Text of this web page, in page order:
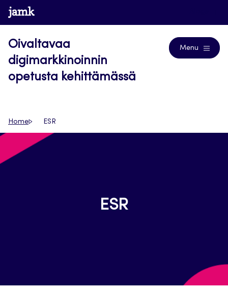
Siirry
suoraan
www.jamk.fi
Oivaltavaa
digimarkkinoinnin
opetusta kehittämässä
Menu
Home ESR
ESR